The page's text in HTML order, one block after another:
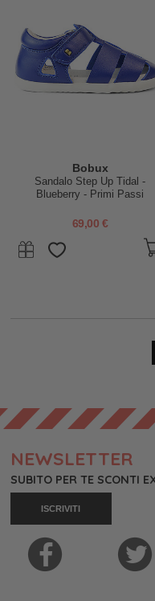
Bobux
Sandalo Step Up Tidal -
Blueberry - Primi Passi
69,00 €
NEWSLETTER
SUBITO PER TE SCONTI
ISCRIVITI